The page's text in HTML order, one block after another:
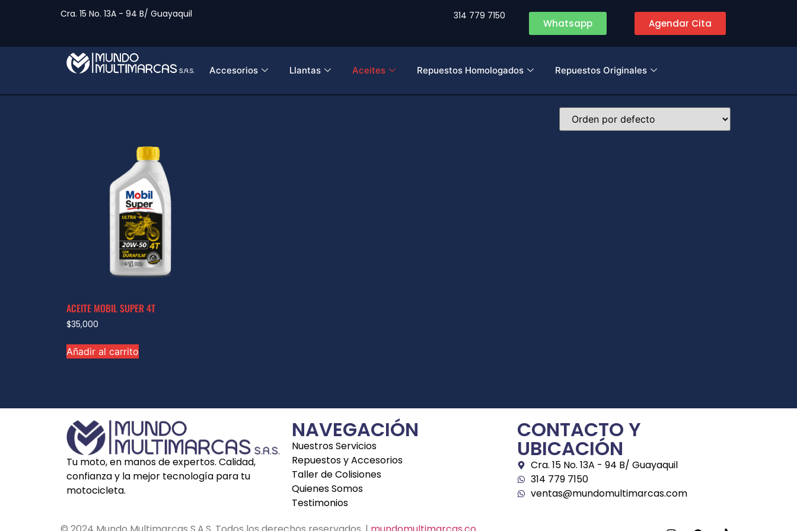
Cra. 15 No. 13A - 94 B/ Guayaquil 314 779 7150
Whatsapp Agendar Cita
Accesorios Llantas Aceites Repuestos Homologados Repuestos Originales
ACEITE MOBIL SUPER 4T
$35,000
Añadir al carrito
Tu moto, en manos de expertos. Calidad,
confianza y la mejor tecnología para tu
motocicleta.
NAVEGACIÓN
Nuestros Servicios
Repuestos y Accesorios
Taller de Colisiones
Quienes Somos
Testimonios
CONTACTO Y
UBICACIÓN
Cra. 15 No. 13A - 94 B/ Guayaquil
314 779 7150
ventas@mundomultimarcas.com